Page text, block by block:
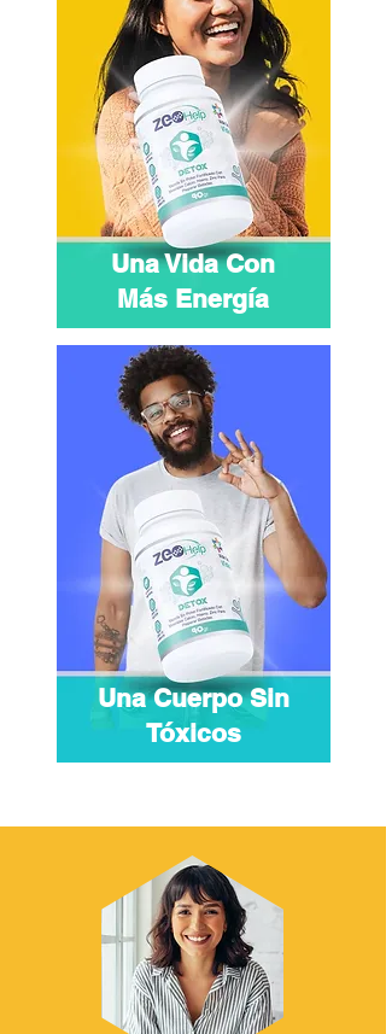
Una Vida Con
Más Energía
Una Cuerpo Sin
Tóxicos